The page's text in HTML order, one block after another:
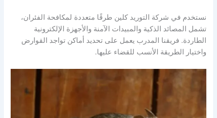
نستخدم في شركة التوريد كلين طرقًا متعددة لمكافحة الفئران،
تشمل المصائد الذكية والمبيدات الآمنة والأجهزة الإلكترونية
الطاردة. فريقنا المدرب يعمل على تحديد أماكن تواجد القوارض
واختيار الطريقة الأنسب للقضاء عليها.